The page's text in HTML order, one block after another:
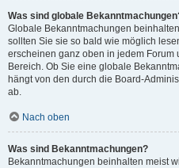
Was sind globale
Globale Bekanntmachungen
sollten Sie sie so bald wie möglich
erscheinen ganz oben in jedem
Bereich. Ob Sie eine globale
hängt von den durch die Board-
ab.
Nach oben
Was sind Bekanntmachungen?
Bekanntmachungen beinhalten meist